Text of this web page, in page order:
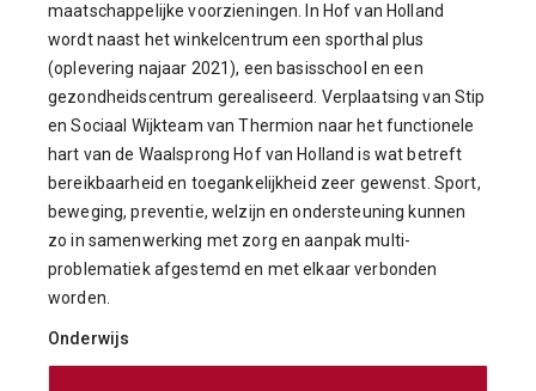
maatschappelijke voorzieningen. In Hof van Holland
wordt naast het winkelcentrum een sporthal plus
(oplevering najaar 2021), een basisschool en een
gezondheidscentrum gerealiseerd. Verplaatsing van Stip
en Sociaal Wijkteam van Thermion naar het functionele
hart van de Waalsprong Hof van Holland is wat betreft
bereikbaarheid en toegankelijkheid zeer gewenst. Sport,
beweging, preventie, welzijn en ondersteuning kunnen
zo in samenwerking met zorg en aanpak multi-
problematiek afgestemd en met elkaar verbonden
worden.
Onderwijs